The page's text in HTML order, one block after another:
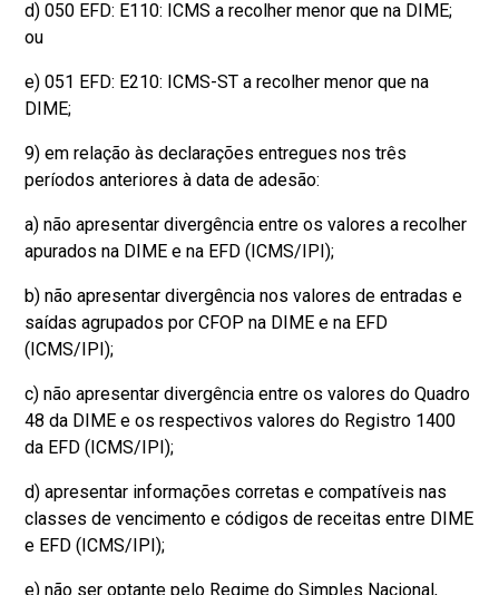
d) 050 EFD: E110: ICMS a recolher menor que na DIME;
ou
e) 051 EFD: E210: ICMS-ST a recolher menor que na
DIME;
9) em relação às declarações entregues nos três
períodos anteriores à data de adesão:
a) não apresentar divergência entre os valores a recolher
apurados na DIME e na EFD (ICMS/IPI);
b) não apresentar divergência nos valores de entradas e
saídas agrupados por CFOP na DIME e na EFD
(ICMS/IPI);
c) não apresentar divergência entre os valores do Quadro
48 da DIME e os respectivos valores do Registro 1400
da EFD (ICMS/IPI);
d) apresentar informações corretas e compatíveis nas
classes de vencimento e códigos de receitas entre DIME
e EFD (ICMS/IPI);
e) não ser optante pelo Regime do Simples Nacional,